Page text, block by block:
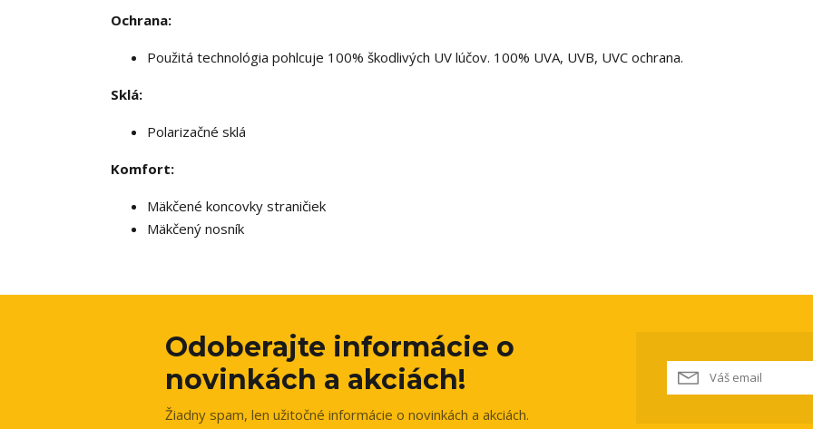
Ochrana:
Použitá technológia pohlcuje 100% škodlivých UV lúčov. 100% UVA, UVB, UVC ochrana.
Sklá:
Polarizačné sklá
Komfort:
Mäkčené koncovky straničiek
Mäkčený nosník
Odoberajte informácie o
novinkách a akciách!
Žiadny spam, len užitočné informácie o novinkách a akciách.